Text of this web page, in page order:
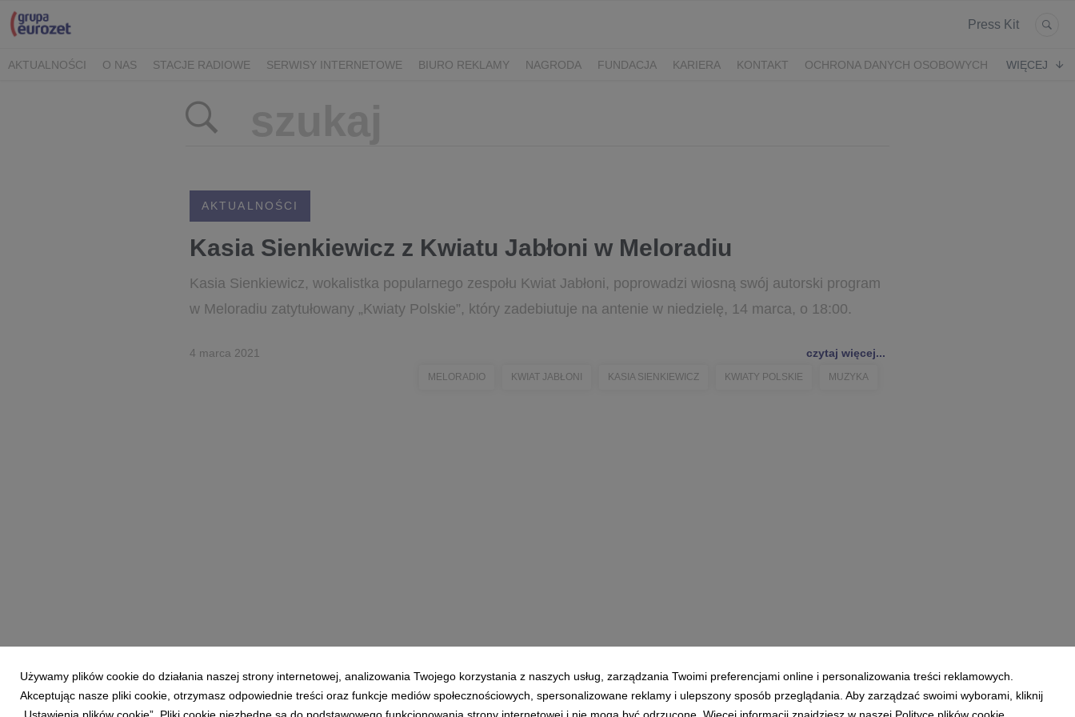
Press Kit
AKTUALNOŚCI O NAS STACJE RADIOWE SERWISY INTERNETOWE BIURO REKLAMY NAGRODA FUNDACJA KARIERA KONTAKT
OCHRONA DANYCH OSOBOWYCH
WIĘCEJ
AKTUALNOŚCI
Kasia Sienkiewicz z Kwiatu Jabłoni w Meloradiu
Kasia Sienkiewicz, wokalistka popularnego zespołu Kwiat Jabłoni, poprowadzi wiosną swój autorski program
w Meloradiu zatytułowany „Kwiaty Polskie”, który zadebiutuje na antenie w niedzielę, 14 marca, o 18:00.
4 marca 2021 czytaj więcej...
MELORADIO KWIAT JABŁONI KASIA SIENKIEWICZ KWIATY POLSKIE MUZYKA
Powered by
Używamy plików cookie do działania naszej strony internetowej, analizowania Twojego korzystania z naszych usług, zarządzania Twoimi preferencjami online i personalizowania treści reklamowych.
Akceptując nasze pliki cookie, otrzymasz odpowiednie treści oraz funkcje mediów społecznościowych, spersonalizowane reklamy i ulepszony sposób przeglądania. Aby zarządzać swoimi wyborami, kliknij